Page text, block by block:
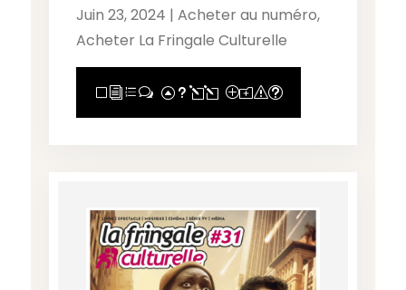
Cinéma et séries
Scène
Médias
CONSULTER
S’ABONNER
Juin 23, 2024 | Acheter au numéro,
Acheter La Fringale Culturelle
View Full Post